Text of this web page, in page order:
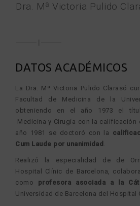
Dra. Mª Victoria Pulido
DATOS ACADÉMICOS
La Dra. Mª Victoria Pulido Clarasó
Facultad de Medicina de la
obteniendo en el año 1973 el
Medicina y Cirugía con la calificación
año 1981 se doctoró con la
Cum Laude por unanimidad .
Realizó la especialidad de de
Hospital Clínic de Barcelona,
como profesora asociada a la
Universidad de Barcelona del Hospital